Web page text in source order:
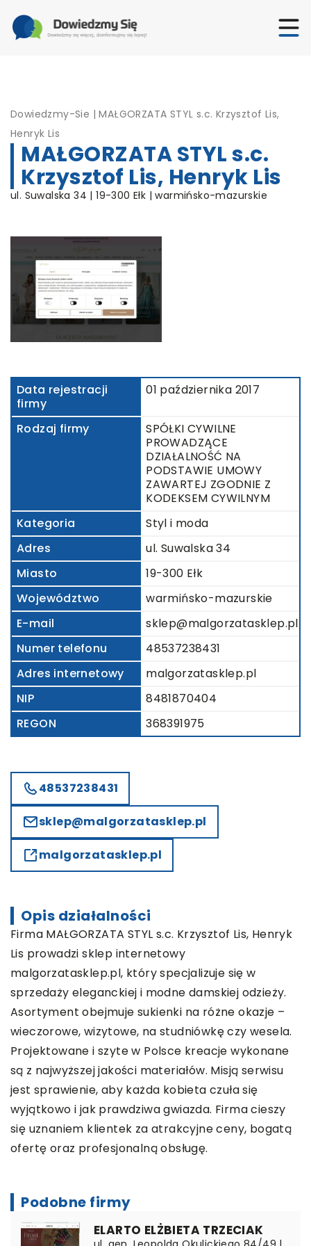
Dowiedzmy-Sie |MAŁGORZATA STYL s.c. Krzysztof Lis,
Henryk Lis
MAŁGORZATA STYL s.c.
Krzysztof Lis, Henryk Lis
ul. Suwalska 34 | 19-300 Ełk | warmińsko-mazurskie
Data rejestracji
firmy
01 października 2017
Rodzaj firmy
SPÓŁKI CYWILNE
PROWADZĄCE
DZIAŁALNOŚĆ NA
PODSTAWIE UMOWY
ZAWARTEJ ZGODNIE Z
KODEKSEM CYWILNYM
Kategoria
Styl i moda
Adres
ul. Suwalska 34
Miasto
19-300 Ełk
Województwo
warmińsko-mazurskie
E-mail
sklep@malgorzatasklep.pl
Numer telefonu
48537238431
Adres internetowy
malgorzatasklep.pl
NIP
8481870404
REGON
368391975
48537238431
sklep@malgorzatasklep.pl
malgorzatasklep.pl
Opis działalności
Firma MAŁGORZATA STYL s.c. Krzysztof Lis, Henryk
Lis prowadzi sklep internetowy
malgorzatasklep.pl, który specjalizuje się w
sprzedaży eleganckiej i modne damskiej odzieży.
Asortyment obejmuje sukienki na różne okazje –
wieczorowe, wizytowe, na studniówkę czy wesela.
Projektowane i szyte w Polsce kreacje wykonane
są z najwyższej jakości materiałów. Misją serwisu
jest sprawienie, aby każda kobieta czuła się
wyjątkowo i jak prawdziwa gwiazda. Firma cieszy
się uznaniem klientek za atrakcyjne ceny, bogatą
ofertę oraz profesjonalną obsługę.
Podobne firmy
ELARTO ELŻBIETA TRZECIAK